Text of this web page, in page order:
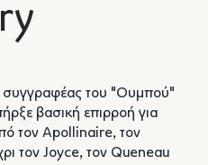
του "Ουμπού"
βασική επιρροή για
τον Apollinaire, τον
τον Joyce, τον Queneau